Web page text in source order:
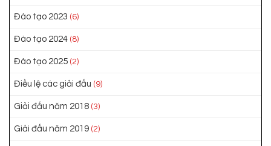
Đào tạo 2023 (6)
Đào tạo 2024 (8)
Đào tạo 2025 (2)
Điều lệ các giải đấu (9)
Giải đấu năm 2018 (3)
Giải đấu năm 2019 (2)